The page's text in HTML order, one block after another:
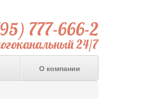
777-666-2
24/7
О компании